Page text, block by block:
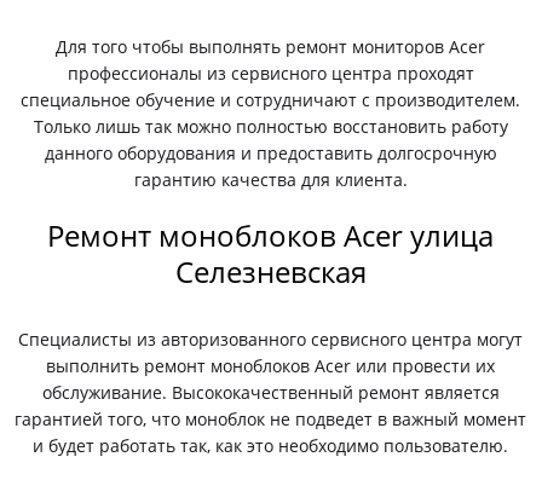
Для того чтобы выполнять ремонт мониторов Acer
профессионалы из сервисного центра проходят
специальное обучение и сотрудничают с производителем.
Только лишь так можно полностью восстановить работу
данного оборудования и предоставить долгосрочную
гарантию качества для клиента.
Ремонт моноблоков Acer улица
Селезневская
Специалисты из авторизованного сервисного центра могут
выполнить ремонт моноблоков Acer или провести их
обслуживание. Высококачественный ремонт является
гарантией того, что моноблок не подведет в важный момент
и будет работать так, как это необходимо пользователю.